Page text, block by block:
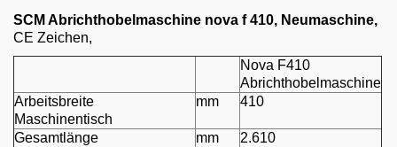
SCM Abrichthobelmaschine nova f 410, Neumaschine,
CE Zeichen,
Nova F410
Abrichthobelmaschine
Arbeitsbreite
Maschinentisch
mm 410
Gesamtlänge
mm 2.610